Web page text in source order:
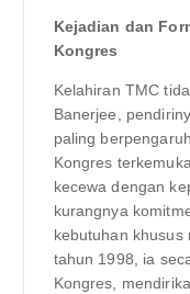
Kejadian dan
Kongres
Kelahiran TMC
Banerjee,
paling
Kongres
kecewa dengan
kurangnya
kebutuhan khusus
tahun 1998, ia
Kongres,